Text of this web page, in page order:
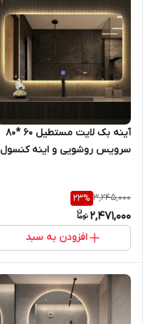
آینه بک لایت مستطیل 60 *80
سرویس روشویی و اینه کنسول
3,245,000
23%
2,471,000
افزودن به سبد